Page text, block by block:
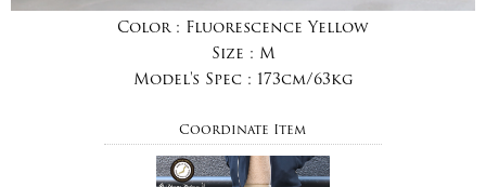
Color : Fluorescence Yellow
Size : M
Model's Spec : 173cm/63kg
Coordinate Item